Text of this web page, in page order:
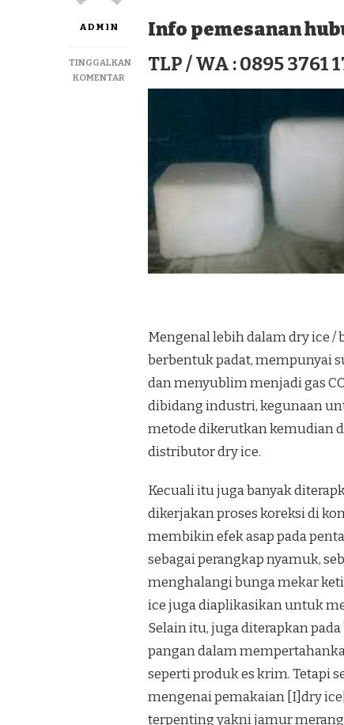
ADMIN
TINGGALKAN
KOMENTARPADA
TERMURAH
BATUWARNO
Info pemesanan
TLP / WA : 0895 3761
Mengenal lebih dalam dry ice /
berbentuk padat, mempunyai
dan menyublim menjadi gas
dibidang industri, kegunaan
metode dikerutkan kemudian
distributor dry ice.
Kecuali itu juga banyak
dikerjakan proses koreksi di
membikin efek asap pada
sebagai perangkap nyamuk,
menghalangi bunga mekar
ice juga diaplikasikan untuk
Selain itu, juga diterapkan
pangan dalam
seperti produk es krim. Tetapi
mengenai pemakaian [I]dry
terpenting yakni jamur